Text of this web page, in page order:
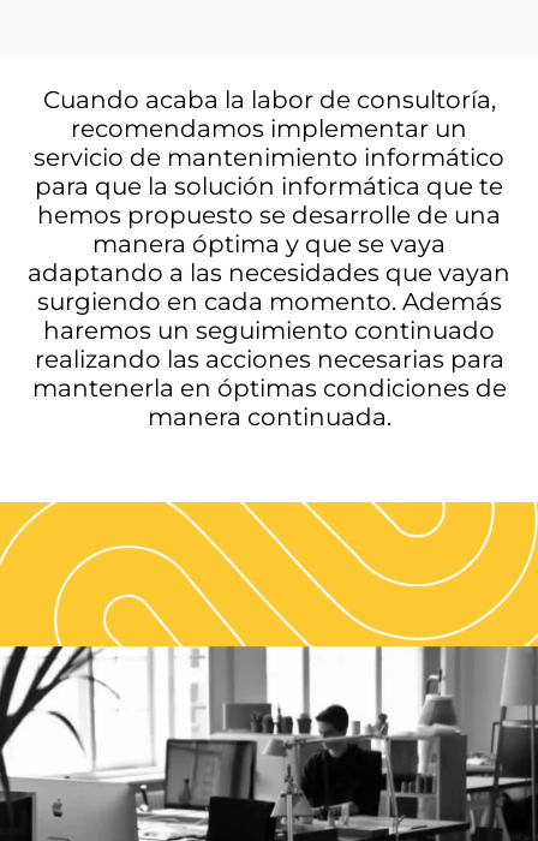
Cuando acaba la labor de consultoría,
recomendamos implementar un
servicio de mantenimiento informático
para que la solución informática que te
hemos propuesto se desarrolle de una
manera óptima y que se vaya
adaptando a las necesidades que vayan
surgiendo en cada momento. Además
haremos un seguimiento continuado
realizando las acciones necesarias para
mantenerla en óptimas condiciones de
manera continuada.